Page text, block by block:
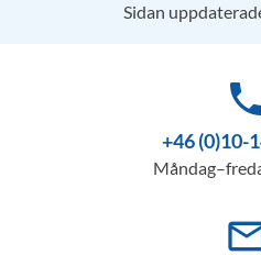
Sidan
+46 (0)10-